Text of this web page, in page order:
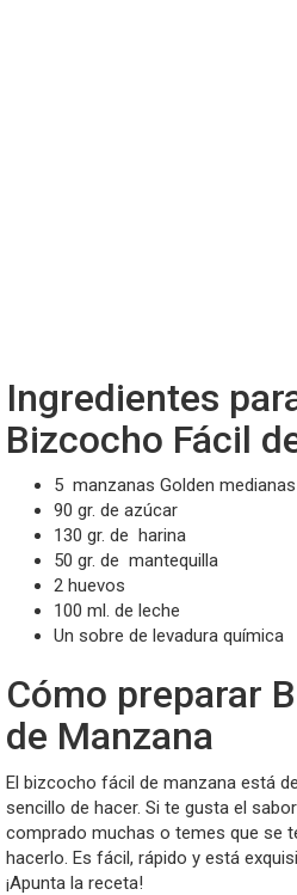
Ingredientes
Bizcocho Fácil
5 manzanas Golden medianas
90 gr. de azúcar
130 gr. de
harina
50 gr. de mantequilla
2 huevos
100 ml. de leche
Un sobre de levadura química
Cómo preparar
de Manzana
El bizcocho fácil de manzana está
sencillo de hacer. Si te gusta el
comprado muchas o temes que se
hacerlo. Es fácil, rápido y está
¡Apunta la receta!